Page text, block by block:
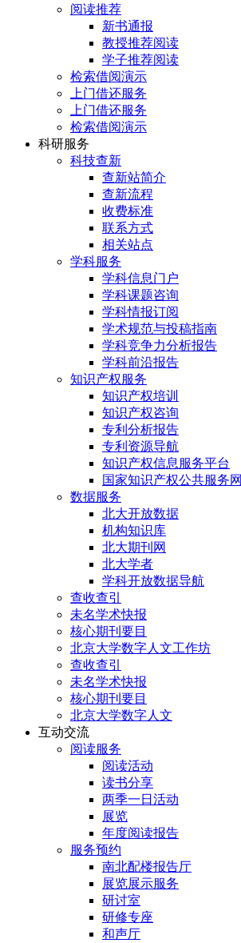
阅读推荐
新书通报
教授推荐阅读
学子推荐阅读
检索借阅演示
上门借还服务
上门借还服务
检索借阅演示
科研服务
科技查新
查新站简介
查新流程
收费标准
联系方式
相关站点
学科服务
学科信息门户
学科课题咨询
学科情报订阅
学术规范与投稿指南
学科竞争力分析报告
学科前沿报告
知识产权服务
知识产权培训
知识产权咨询
专利分析报告
专利资源导航
知识产权信息服务平台
国家知识产权公共服务网
数据服务
北大开放数据
机构知识库
北大期刊网
北大学者
学科开放数据导航
查收查引
未名学术快报
核心期刊要目
北京大学数字人文工作坊
查收查引
未名学术快报
核心期刊要目
北京大学数字人文
互动交流
阅读服务
阅读活动
读书分享
两季一日活动
展览
年度阅读报告
服务预约
南北配楼报告厅
展览展示服务
研讨室
研修专座
和声厅